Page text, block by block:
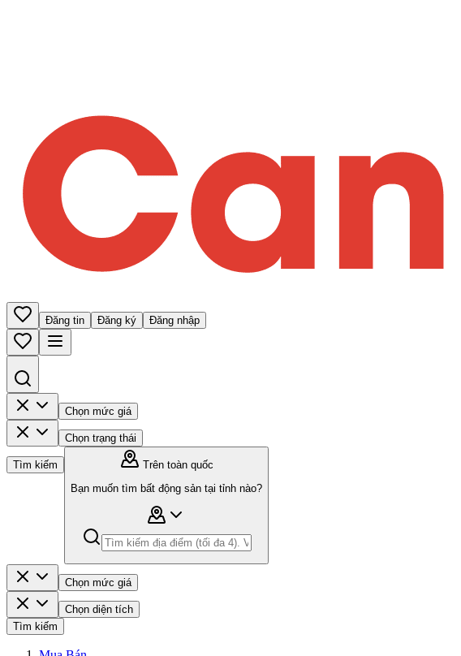
Đăng tin Đăng ký Đăng nhập
Chọn mức giá
Chọn trạng thái
Tìm kiếm
Trên toàn quốc
Bạn muốn tìm bất động sản tại tỉnh nào?
Chọn mức giá
Chọn diện tích
Tìm kiếm